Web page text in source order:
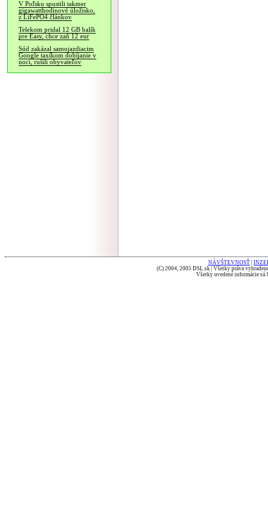
V Poľsku spustili takmer
gigawatthodinové úložisko,
z LiFePO4 článkov
Telekom pridal 12 GB balík
pre Easy, chce zaň 12 eur
Súd zakázal samojazdiacim
Google taxíkom dobíjanie v
noci, rušili obyvateľov
NÁVŠTEVNOSŤ
(C) 2004, 2005 DSL.sk | Všetky práva
Všetky uvedené informácie sú